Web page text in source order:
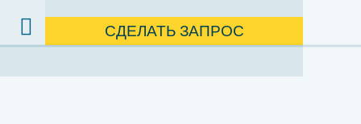
СДЕЛАТЬ ЗАПРОС